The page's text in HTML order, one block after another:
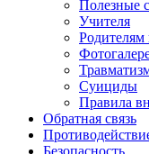
Полезные
Учителя
Суициды
Правила
Обратная связь